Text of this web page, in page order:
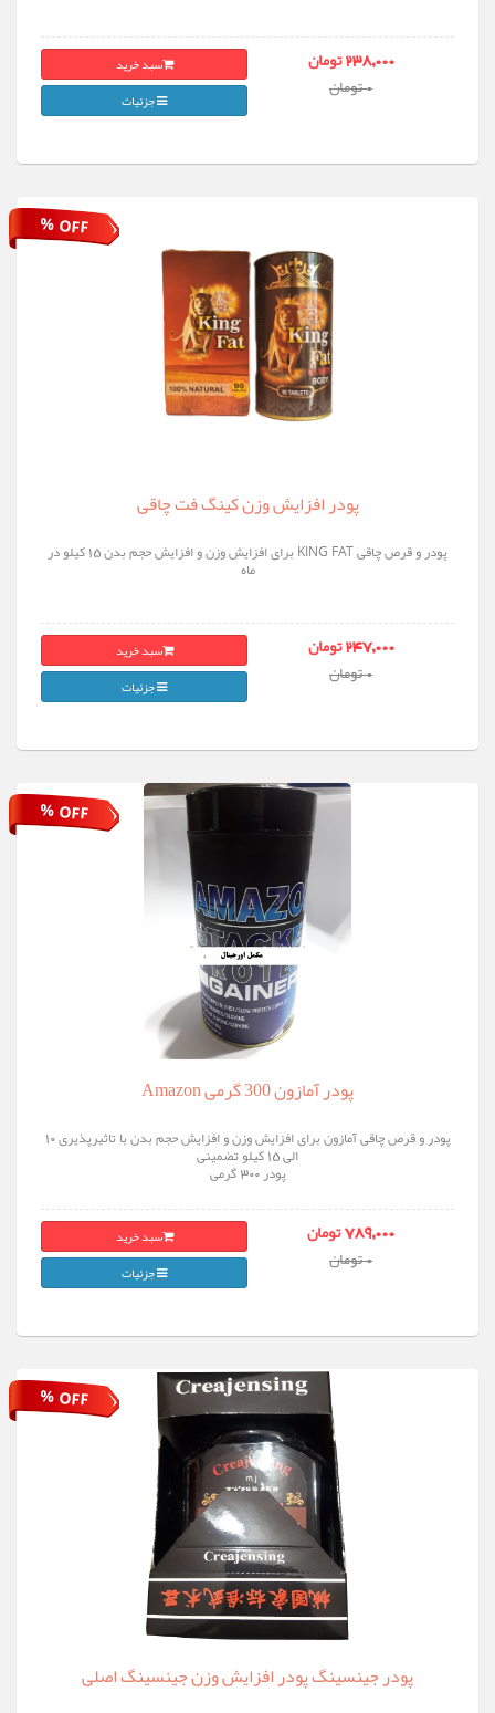
238,000 تومان
0 تومان
سبد خرید
جزئیات
% OFF
پودر افزایش وزن کینگ فت چاقی
پودر و قرص چاقی KING FAT برای افزایش وزن و افزایش حجم بدن 15 کیلو در
ماه
247,000 تومان
0 تومان
سبد خرید
جزئیات
% OFF
پودر آمازون 300 گرمی Amazon
پودر و قرص چاقی آمازون برای افزایش وزن و افزایش حجم بدن با تاثیرپذیری 10
الی 15 کیلو تضمینی
پودر 300 گرمی
789,000 تومان
0 تومان
سبد خرید
جزئیات
% OFF
پودر جینسینگ پودر افزایش وزن جینسینگ اصلی